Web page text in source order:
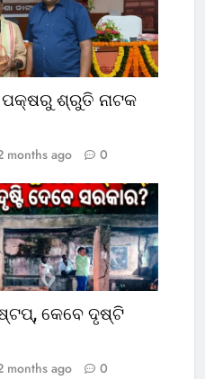
ପକ୍ଷରୁ ଶ୍ରୁତି ନାଟକ
months ago 0
କେବେ ଦୃଷ୍ଟି
months ago 0